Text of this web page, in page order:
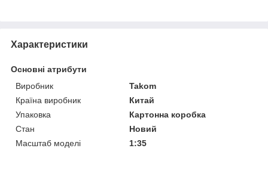
Характеристики
Основні атрибути
Виробник
Takom
Країна виробник
Китай
Упаковка
Картонна коробка
Стан
Новий
Масштаб моделі
1:35